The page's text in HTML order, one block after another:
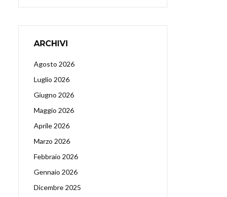
ARCHIVI
Agosto 2026
Luglio 2026
Giugno 2026
Maggio 2026
Aprile 2026
Marzo 2026
Febbraio 2026
Gennaio 2026
Dicembre 2025